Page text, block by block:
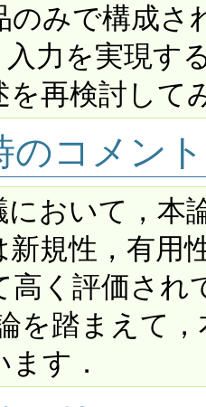
のみで構成
を実現す
のコメント
において，本
新規性，有用
高く評価され
を踏まえて